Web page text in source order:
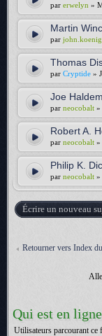
par erwelyn »
Martin
par john.koenig
Thomas
par Cryptide »
Joe
par neocobalt »
Robert A.
par neocobalt »
Philip K.
par neocobalt »
Écrire un nouveau
Retourner vers Index
Qui est en ligne
Utilisateurs parcourant